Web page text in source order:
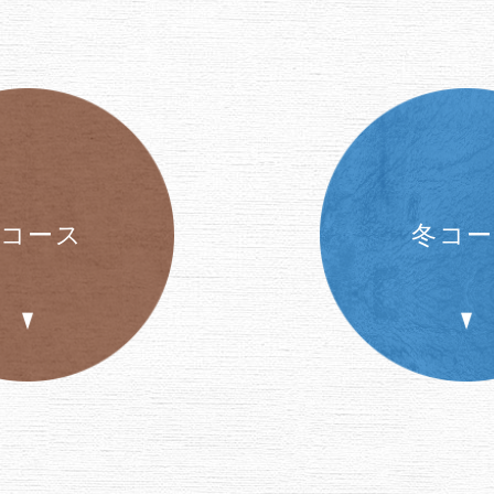
ース 冬コ